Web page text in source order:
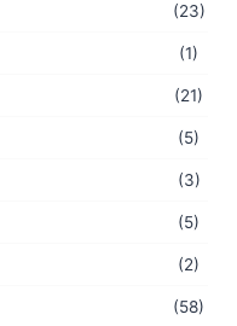
(23)
(1)
(21)
(5)
(3)
(5)
(2)
(58)